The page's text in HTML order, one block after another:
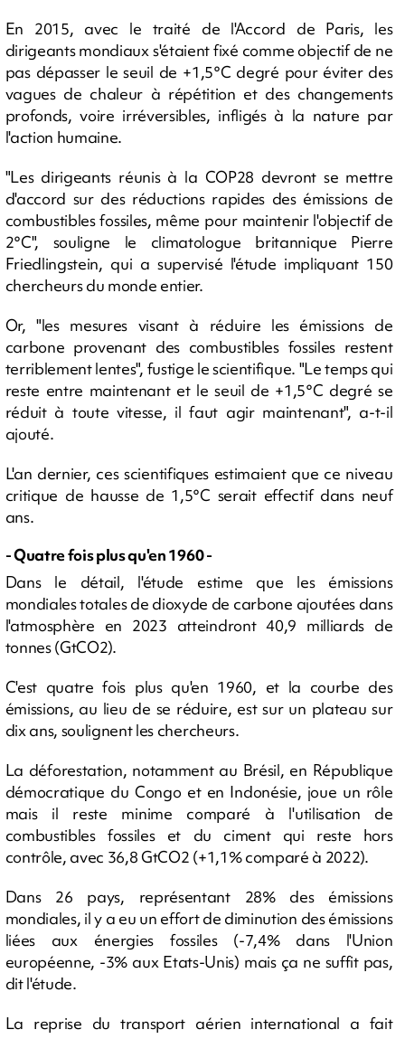
En 2015, avec le traité de l'Accord de Paris, les
dirigeants mondiaux s'étaient fixé comme objectif de ne
pas dépasser le seuil de +1,5°C degré pour éviter des
vagues de chaleur à répétition et des changements
profonds, voire irréversibles, infligés à la nature par
l'action humaine.
"Les dirigeants réunis à la COP28 devront se mettre
d'accord sur des réductions rapides des émissions de
combustibles fossiles, même pour maintenir l'objectif de
2°C", souligne le climatologue britannique Pierre
Friedlingstein, qui a supervisé l'étude impliquant 150
chercheurs du monde entier.
Or, "les mesures visant à réduire les émissions de
carbone provenant des combustibles fossiles restent
terriblement lentes", fustige le scientifique. "Le temps qui
reste entre maintenant et le seuil de +1,5°C degré se
réduit à toute vitesse, il faut agir maintenant", a-t-il
ajouté.
L'an dernier, ces scientifiques estimaient que ce niveau
critique de hausse de 1,5°C serait effectif dans neuf
ans.
- Quatre fois plus qu'en 1960 -
Dans le détail, l'étude estime que les émissions
mondiales totales de dioxyde de carbone ajoutées dans
l'atmosphère en 2023 atteindront 40,9 milliards de
tonnes (GtCO2).
C'est quatre fois plus qu'en 1960, et la courbe des
émissions, au lieu de se réduire, est sur un plateau sur
dix ans, soulignent les chercheurs.
La déforestation, notamment au Brésil, en République
démocratique du Congo et en Indonésie, joue un rôle
mais il reste minime comparé à l'utilisation de
combustibles fossiles et du ciment qui reste hors
contrôle, avec 36,8 GtCO2 (+1,1% comparé à 2022).
Dans 26 pays, représentant 28% des émissions
mondiales, il y a eu un effort de diminution des émissions
liées aux énergies fossiles (-7,4% dans l'Union
européenne, -3% aux Etats-Unis) mais ça ne suffit pas,
dit l'étude.
La reprise du transport aérien international a fait